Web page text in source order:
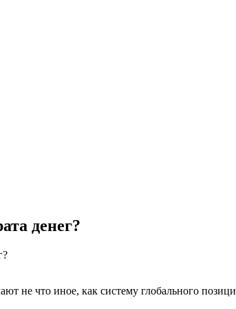
денег?
не что иное, как систему глобального